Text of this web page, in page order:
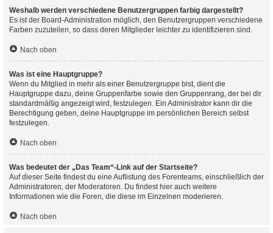
Weshalb werden verschiedene Benutzergruppen farbig dargestellt?
Es ist der Board-Administration möglich, den Benutzergruppen verschiedene
Farben zuzuteilen, so dass deren Mitglieder leichter zu identifizieren sind.
Nach oben
Was ist eine Hauptgruppe?
Wenn du Mitglied in mehr als einer Benutzergruppe bist, dient die
Hauptgruppe dazu, deine Gruppenfarbe sowie den Gruppenrang, der bei dir
standardmäßig angezeigt wird, festzulegen. Ein Administrator kann dir die
Berechtigung geben, deine Hauptgruppe im persönlichen Bereich selbst
festzulegen.
Nach oben
Was bedeutet der „Das Team“-Link auf der Startseite?
Auf dieser Seite findest du eine Auflistung des Forenteams, einschließlich der
Administratoren, der Moderatoren. Du findest hier auch weitere
Informationen wie die Foren, die diese im Einzelnen moderieren.
Nach oben